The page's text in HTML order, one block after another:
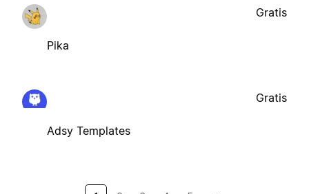
Pika
Gratis
Adsy Templates
Gratis